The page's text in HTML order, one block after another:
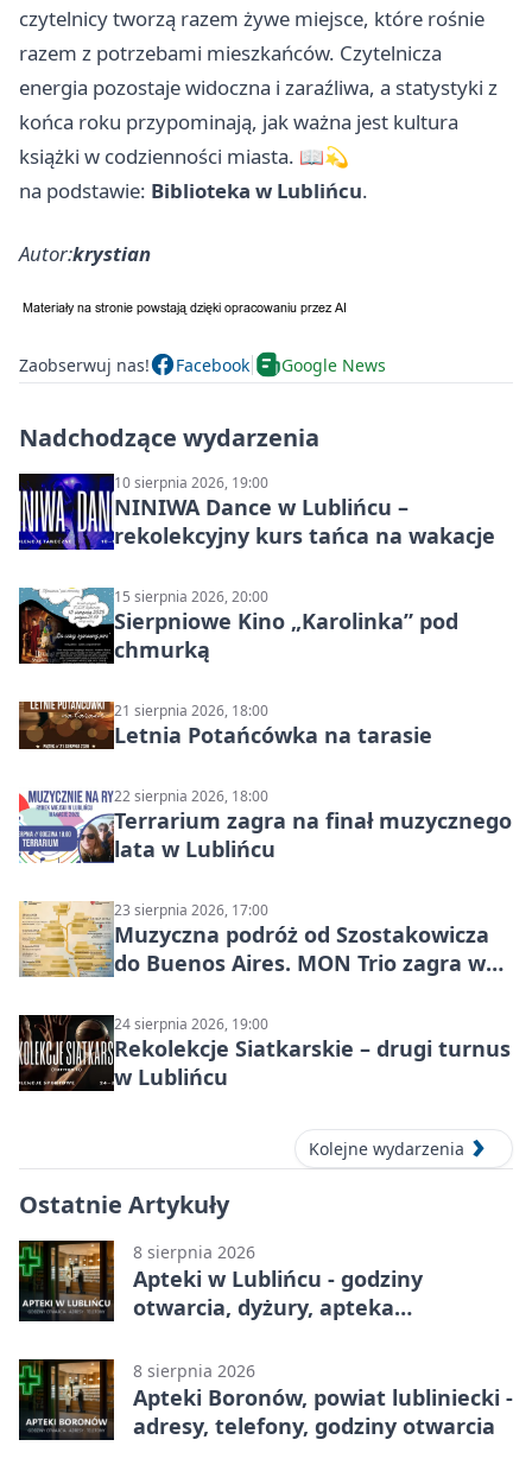
czytelnicy tworzą razem żywe miejsce, które rośnie
razem z potrzebami mieszkańców. Czytelnicza
energia pozostaje widoczna i zaraźliwa, a statystyki z
końca roku przypominają, jak ważna jest kultura
książki w codzienności miasta. 📖💫
na podstawie: Biblioteka w Lublińcu.
Autor:krystian
Zaobserwuj nas! Facebook Google News
Nadchodzące wydarzenia
10 sierpnia 2026, 19:00
NINIWA Dance w Lublińcu –
rekolekcyjny kurs tańca na wakacje
15 sierpnia 2026, 20:00
Sierpniowe Kino „Karolinka” pod
chmurką
21 sierpnia 2026, 18:00
Letnia Potańcówka na tarasie
22 sierpnia 2026, 18:00
Terrarium zagra na finał muzycznego
lata w Lublińcu
23 sierpnia 2026, 17:00
Muzyczna podróż od Szostakowicza
do Buenos Aires. MON Trio zagra w
24 sierpnia 2026, 19:00
Rekolekcje Siatkarskie – drugi turnus
w Lublińcu
Kolejne wydarzenia
Ostatnie Artykuły
8 sierpnia 2026
Apteki w Lublińcu - godziny
otwarcia, dyżury, apteka
8 sierpnia 2026
Apteki Boronów, powiat lubliniecki -
adresy, telefony, godziny otwarcia